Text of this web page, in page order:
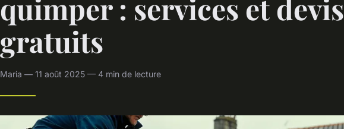
quimper : services et devis
gratuits
Maria — 11 août 2025 — 4 min de lecture